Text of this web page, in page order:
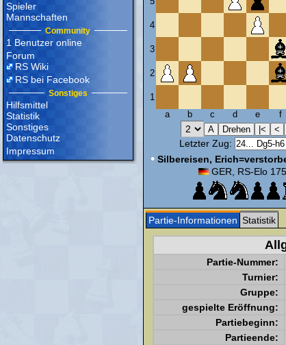
Spieler
Mannschaften
Community
1 Benutzer online
Forum
RS Wiki
RS bei Facebook
Sonstiges
Hilfsmittel
Statistik
Sonstiges
Datenschutz
Impressum
4
3
2
1
a
b c d e f
Letzter Zug:
• Silbereisen,
GER, RS-Elo
Partie-Informationen Statistik
Partie-Nummer:
Turnier:
Gruppe:
gespielte Eröffnung:
Partiebeginn:
Partieende: